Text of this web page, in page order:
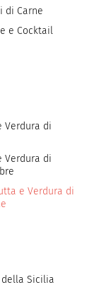
di Carne
e Cocktail
Verdura di
Verdura di
e Verdura di
Sicilia